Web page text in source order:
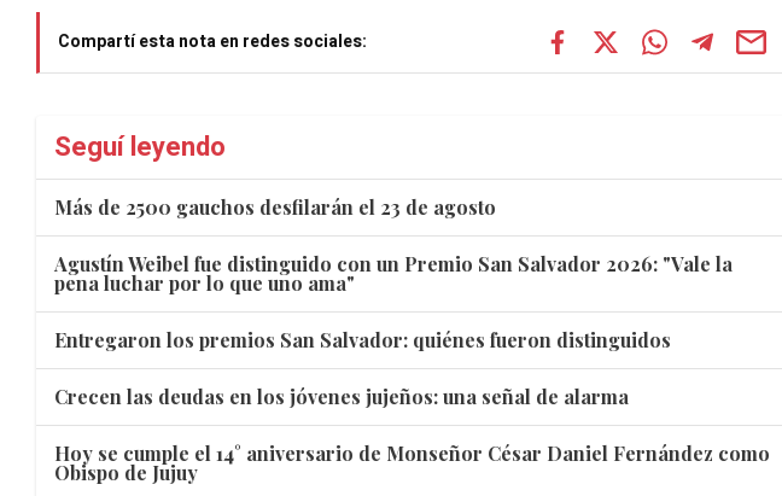
Compartí esta nota en redes sociales:
Seguí leyendo
Más de 2500 gauchos desfilarán el 23 de agosto
Agustín Weibel fue distinguido con un Premio San Salvador 2026: "Vale la
pena luchar por lo que uno ama"
Entregaron los premios San Salvador: quiénes fueron distinguidos
Crecen las deudas en los jóvenes jujeños: una señal de alarma
Hoy se cumple el 14° aniversario de Monseñor César Daniel Fernández como
Obispo de Jujuy